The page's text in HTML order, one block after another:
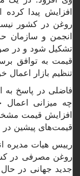
افزایش پیدا کرده
روغن در کشور نیست
انجمن و سازمان
تشکیل شود و در
قیمت به توافق
تنظیم بازار اعمال
فاضلی در پاسخ به
چه میزانی اعمال
افزایش قیمت
قیمت‌های پیشین در
رییس هیات مدیره
روغن مصرفی در
جدید جهانی در حال